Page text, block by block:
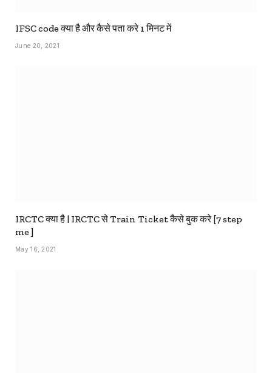
IFSC code क्या है और कैसे पता करे 1 मिनट में
June 20, 2021
IRCTC क्या है | IRCTC से Train Ticket कैसे बुक करे [7 step
me ]
May 16, 2021